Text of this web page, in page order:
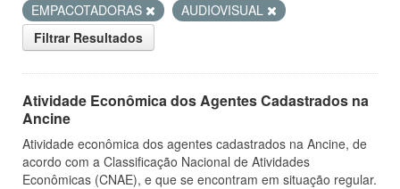
EMPACOTADORAS
AUDIOVISUAL
Filtrar Resultados
Atividade Econômica dos Agentes Cadastrados na
Ancine
Atividade econômica dos agentes cadastrados na Ancine, de
acordo com a Classificação Nacional de Atividades
Econômicas (CNAE), e que se encontram em situação regular.